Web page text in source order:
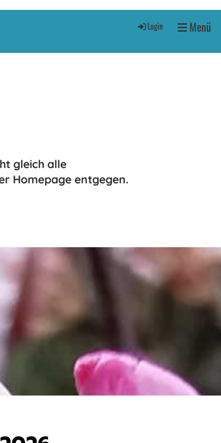
Login Menü
gleich alle
Homepage entgegen.